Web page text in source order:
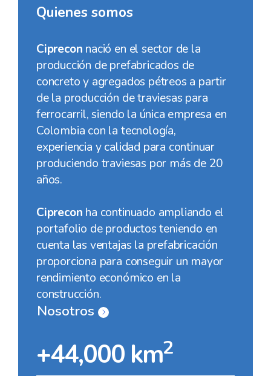
Quienes somos
Ciprecon nació en el sector de la
producción de prefabricados de
concreto y agregados pétreos a partir
de la producción de traviesas para
ferrocarril, siendo la única empresa en
Colombia con la tecnología,
experiencia y calidad para continuar
produciendo traviesas por más de 20
años.
Ciprecon ha continuado ampliando el
portafolio de productos teniendo en
cuenta las ventajas la prefabricación
proporciona para conseguir un mayor
rendimiento económico en la
construcción.
Nosotros
+44,000 km2